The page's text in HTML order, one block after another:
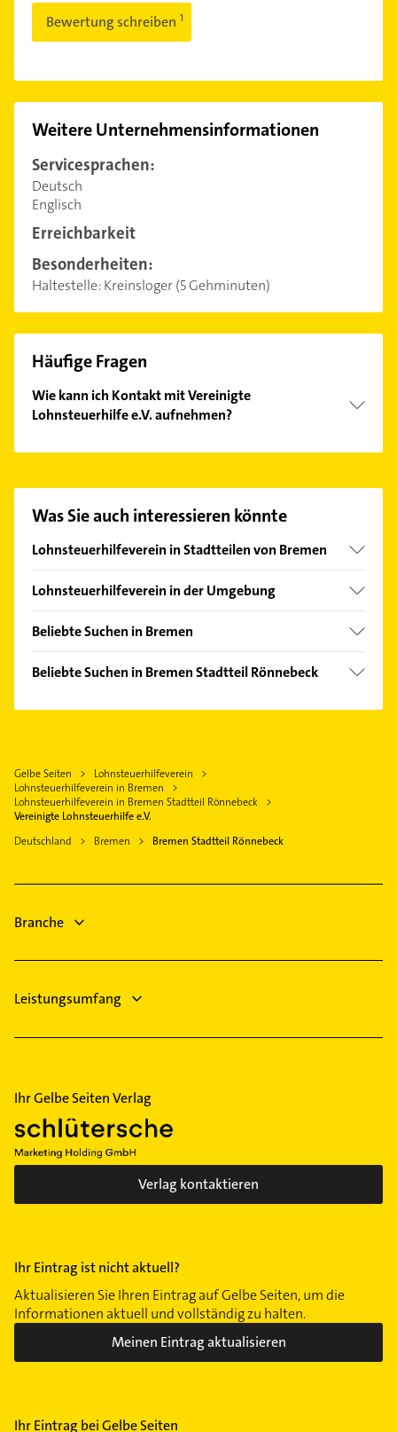
Bewertung schreiben
Weitere Unternehmensinformationen
Servicesprachen:
Deutsch
Englisch
Erreichbarkeit
Besonderheiten:
Haltestelle: Kreinsloger (5 Gehminuten)
Häufige Fragen
Wie kann ich Kontakt mit Vereinigte
Lohnsteuerhilfe e.V. aufnehmen?
Hier finden Sie alleKontaktdaten
Was Sie auch interessieren könnte
Lohnsteuerhilfeverein in Stadtteilen von Bremen
Lehe
Lohnsteuerhilfeverein in der Umgebung
Hude (Oldb)
Delmenhorst
Hatten
Wardenburg
Wiefelstede
Beliebte Suchen in Bremen
Steuerberater
Gasinstallateur
Physiotherapie
Krankengymnastik
Rohrreinigung
Maler
Beliebte Suchen in Bremen Stadtteil Rönnebeck
Sanitärinstallation
Heizung & Sanitär
Putzfrau
Allgemeinarzt
Gelbe Seiten
Lohnsteuerhilfeverein
Lohnsteuerhilfeverein in Bremen
Lohnsteuerhilfeverein in Bremen Stadtteil Rönnebeck
Vereinigte Lohnsteuerhilfe e.V.
Deutschland
Bremen Bremen Stadtteil Rönnebeck
Branche
Leistungsumfang
Ihr Gelbe Seiten Verlag
Verlag kontaktieren
Ihr Eintrag ist nicht aktuell?
Aktualisieren Sie Ihren Eintrag auf Gelbe Seiten, um die
Informationen aktuell und vollständig zu halten.
Meinen Eintrag aktualisieren
Ihr Eintrag bei Gelbe Seiten